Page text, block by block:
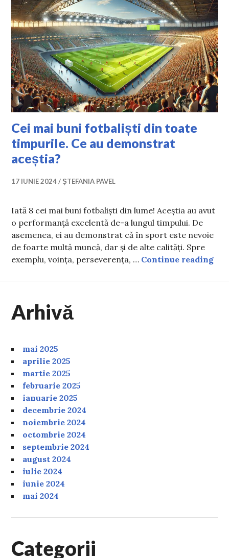
Cei mai buni fotbaliști din toate
timpurile. Ce au demonstrat
aceștia?
17 IUNIE 2024 ȘTEFANIA PAVEL
Iată 8 cei mai buni fotbaliști din lume! Aceștia au avut
o performanță excelentă de-a lungul timpului. De
asemenea, ei au demonstrat că în sport este nevoie
de foarte multă muncă, dar și de alte calități. Spre
exemplu, voința, perseverența, … Continue reading
Arhivă
mai 2025
aprilie 2025
martie 2025
februarie 2025
ianuarie 2025
decembrie 2024
noiembrie 2024
octombrie 2024
septembrie 2024
august 2024
iulie 2024
iunie 2024
mai 2024
Categorii